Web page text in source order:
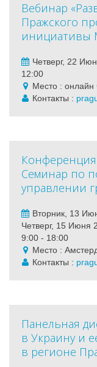
Вебинар
Пражского
инициативы
Четверг, 22
12:00
Место : онлайн
Контакты :
Конференция
Семинар по
управлении
Вторник, 13
Четверг, 15 Июня
9:00 - 18:00
Место :
Контакты :
Панельная
в Украину и
в регионе